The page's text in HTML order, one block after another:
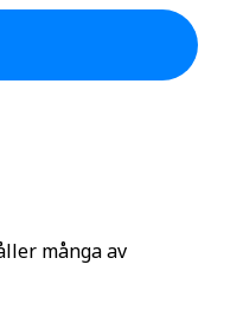
många av